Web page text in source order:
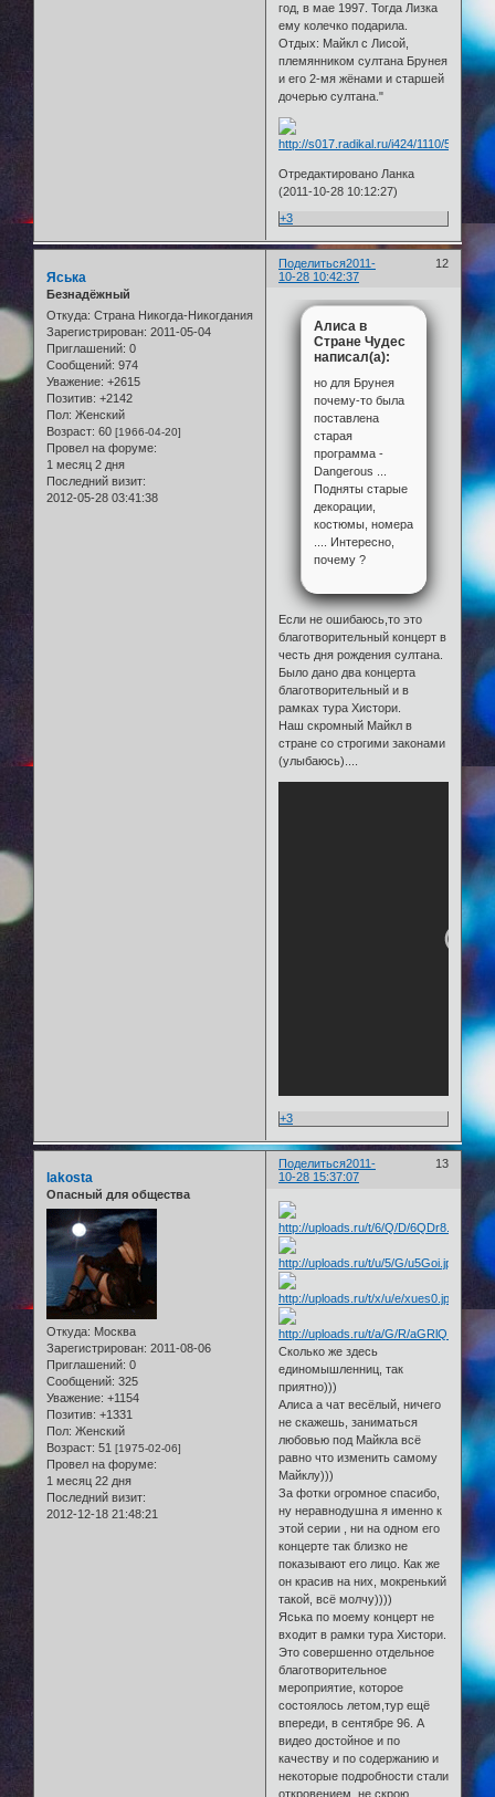
год, в мае 1997. Тогда Лизка
ему колечко подарила.
Отдых: Майкл с Лисой,
племянником султана Брунея
и его 2-мя жёнами и старшей
дочерью султана."
Отредактировано Ланка
(2011-10-28 10:12:27)
+3
Поделиться 12
2011-
10-28 10:42:37
Яська
Безнадёжный
Откуда: Страна Никогда-Никогдания
Зарегистрирован: 2011-05-04
Приглашений: 0
Сообщений: 974
Уважение: +2615
Позитив: +2142
Пол: Женский
Возраст: 60 [1966-04-20]
Провел на форуме:
1 месяц 2 дня
Последний визит:
2012-05-28 03:41:38
Алиса в
Стране Чудес
написал(а):
но для Брунея
почему-то была
поставлена
старая
программа -
Dangerous ...
Подняты старые
декорации,
костюмы, номера
.... Интересно,
почему ?
Если не ошибаюсь,то это
благотворительный концерт в
честь дня рождения султана.
Было дано два концерта
благотворительный и в
рамках тура Хистори.
Наш скромный Майкл в
стране со строгими законами
(улыбаюсь)....
+3
Поделиться 13
2011-
10-28 15:37:07
lakosta
Опасный для общества
Откуда: Москва
Зарегистрирован: 2011-08-06
Приглашений: 0
Сообщений: 325
Уважение: +1154
Позитив: +1331
Пол: Женский
Возраст: 51 [1975-02-06]
Провел на форуме:
1 месяц 22 дня
Последний визит:
2012-12-18 21:48:21
Сколько же здесь
единомышленниц, так
приятно)))
Алиса а чат весёлый, ничего
не скажешь, заниматься
любовью под Майкла всё
равно что изменить самому
Майклу)))
За фотки огромное спасибо,
ну неравнодушна я именно к
этой серии , ни на одном его
концерте так близко не
показывают его лицо. Как же
он красив на них, мокренький
такой, всё молчу))))
Яська по моему концерт не
входит в рамки тура Хистори.
Это совершенно отдельное
благотворительное
мероприятие, которое
состоялось летом,тур ещё
впереди, в сентябре 96. А
видео достойное и по
качеству и по содержанию и
некоторые подробности стали
откровением, не скрою